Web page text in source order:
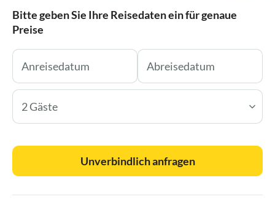
Bitte geben Sie Ihre Reisedaten ein für genaue
Preise
2 Gäste
Unverbindlich anfragen